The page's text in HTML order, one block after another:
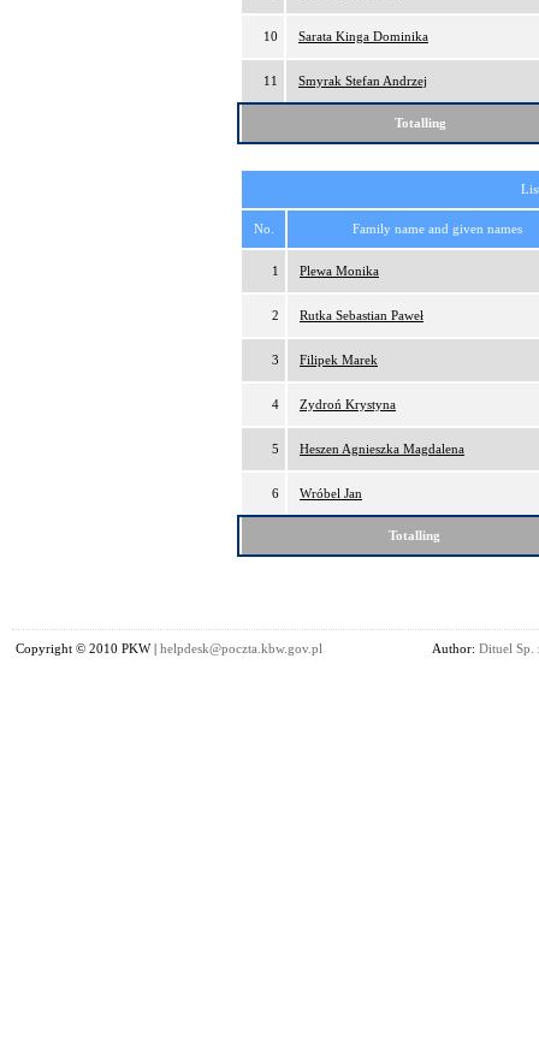
10 Sarata Kinga Dominika
11 Smyrak Stefan Andrzej
Totalling
No. Family name and given names
1 Plewa Monika
2 Rutka Sebastian Paweł
3 Filipek Marek
4 Zydroń Krystyna
5 Heszen Agnieszka Magdalena
6 Wróbel Jan
Totalling
Copyright © 2010 PKW | helpdesk@poczta.kbw.gov.pl Author: Dituel Sp.